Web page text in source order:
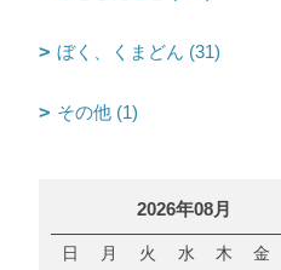
ぼく、くまどん (31)
その他 (1)
2026年08月
日 月 火 水 木 金